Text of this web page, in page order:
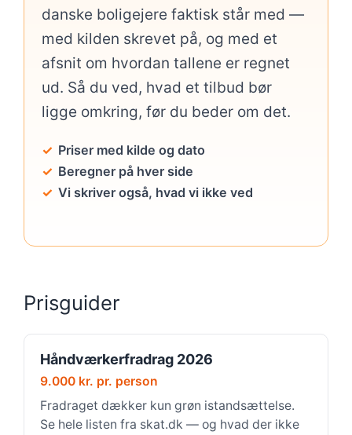
danske boligejere faktisk står med —
med kilden skrevet på, og med et
afsnit om hvordan tallene er regnet
ud. Så du ved, hvad et tilbud bør
ligge omkring, før du beder om det.
Priser med kilde og dato
Beregner på hver side
Vi skriver også, hvad vi ikke ved
Prisguider
Håndværkerfradrag 2026
9.000 kr. pr. person
Fradraget dækker kun grøn istandsættelse.
Se hele listen fra skat.dk — og hvad der ikke